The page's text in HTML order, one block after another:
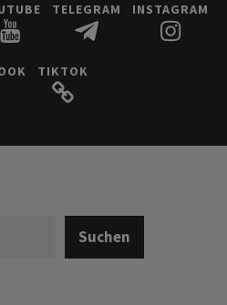
TELEGRAM INSTAGRAM
TIKTOK
Suchen